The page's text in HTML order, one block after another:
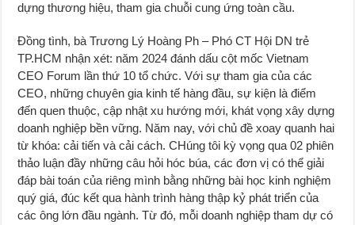
dựng thương hiệu, tham gia chuỗi cung ứng toàn cầu.
Đồng tình, bà Trương Lý Hoàng Ph – Phó CT Hội DN trẻ
TP.HCM nhận xét: năm 2024 đánh dấu cột mốc Vietnam
CEO Forum lần thứ 10 tổ chức. Với sự tham gia của các
CEO, những chuyên gia kinh tế hàng đầu, sự kiện là điểm
đến quen thuộc, cập nhật xu hướng mới, khát vọng xây dựng
doanh nghiệp bền vững. Năm nay, với chủ đề xoay quanh hai
từ khóa: cải tiến và cải cách. CHúng tôi kỳ vọng qua 02 phiên
thảo luận đầy những câu hỏi hóc búa, các đơn vị có thể giải
đáp bài toán của riêng mình bằng những bài học kinh nghiệm
quý giá, đúc kết qua hành trình hàng thập kỷ phát triển của
các ông lớn đầu ngành. Từ đó, mỗi doanh nghiệp tham dự có